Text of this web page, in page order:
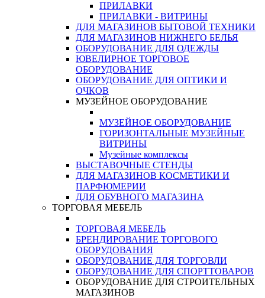
ПРИЛАВКИ
ПРИЛАВКИ - ВИТРИНЫ
ДЛЯ МАГАЗИНОВ БЫТОВОЙ ТЕХНИКИ
ДЛЯ МАГАЗИНОВ НИЖНЕГО БЕЛЬЯ
ОБОРУДОВАНИЕ ДЛЯ ОДЕЖДЫ
ЮВЕЛИРНОЕ ТОРГОВОЕ
ОБОРУДОВАНИЕ
ОБОРУДОВАНИЕ ДЛЯ ОПТИКИ И
ОЧКОВ
МУЗЕЙНОЕ ОБОРУДОВАНИЕ
МУЗЕЙНОЕ ОБОРУДОВАНИЕ
ГОРИЗОНТАЛЬНЫЕ МУЗЕЙНЫЕ
ВИТРИНЫ
Музейные комплексы
ВЫСТАВОЧНЫЕ СТЕНДЫ
ДЛЯ МАГАЗИНОВ КОСМЕТИКИ И
ПАРФЮМЕРИИ
ДЛЯ ОБУВНОГО МАГАЗИНА
ТОРГОВАЯ МЕБЕЛЬ
ТОРГОВАЯ МЕБЕЛЬ
БРЕНДИРОВАНИЕ ТОРГОВОГО
ОБОРУДОВАНИЯ
ОБОРУДОВАНИЕ ДЛЯ ТОРГОВЛИ
ОБОРУДОВАНИЕ ДЛЯ СПОРТТОВАРОВ
ОБОРУДОВАНИЕ ДЛЯ СТРОИТЕЛЬНЫХ
МАГАЗИНОВ